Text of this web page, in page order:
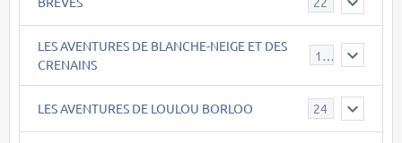
LES AVENTURES DE BLANCHE-NEIGE ET DES
CRENAINS
LES AVENTURES DE LOULOU BORLOO 24